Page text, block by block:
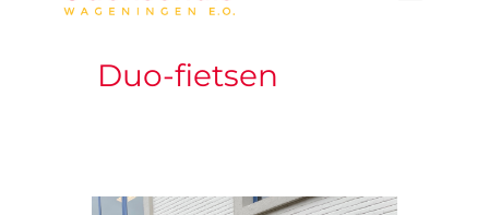
WELKOMDuo-fietsen